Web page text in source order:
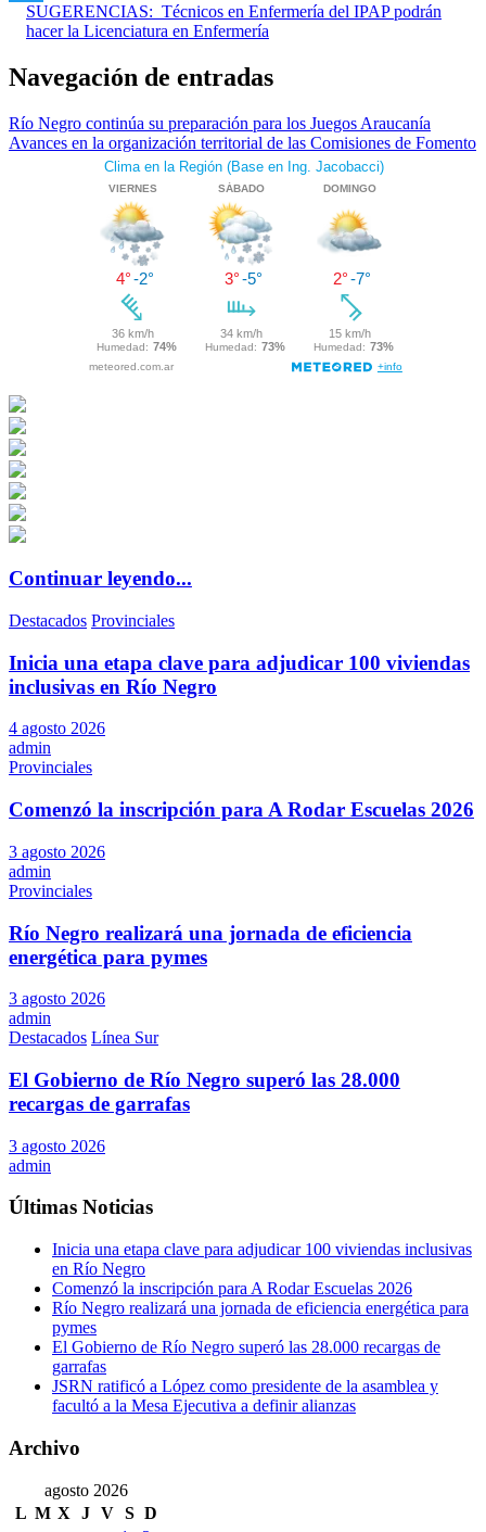
Twitter
SUGERENCIAS: Técnicos en Enfermería del IPAP podrán
hacer la Licenciatura en Enfermería
Navegación de entradas
Río Negro continúa su preparación para los Juegos Araucanía
Avances en la organización territorial de las Comisiones de Fomento
Continuar leyendo...
Destacados Provinciales
Inicia una etapa clave para adjudicar 100 viviendas
inclusivas en Río Negro
4 agosto 2026
admin
Provinciales
Comenzó la inscripción para A Rodar Escuelas 2026
3 agosto 2026
admin
Provinciales
Río Negro realizará una jornada de eficiencia
energética para pymes
3 agosto 2026
admin
Destacados Línea Sur
El Gobierno de Río Negro superó las 28.000
recargas de garrafas
3 agosto 2026
admin
Últimas Noticias
Inicia una etapa clave para adjudicar 100 viviendas inclusivas
en Río Negro
Comenzó la inscripción para A Rodar Escuelas 2026
Río Negro realizará una jornada de eficiencia energética para
pymes
El Gobierno de Río Negro superó las 28.000 recargas de
garrafas
JSRN ratificó a López como presidente de la asamblea y
facultó a la Mesa Ejecutiva a definir alianzas
Archivo
agosto 2026
L M X J V S D